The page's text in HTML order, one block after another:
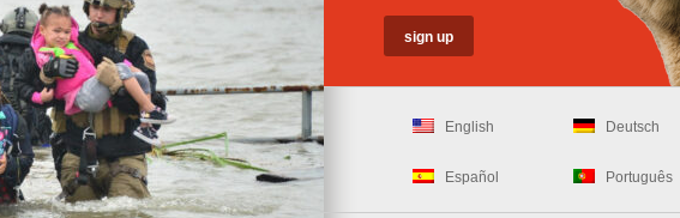
English Deutsch
Español Português